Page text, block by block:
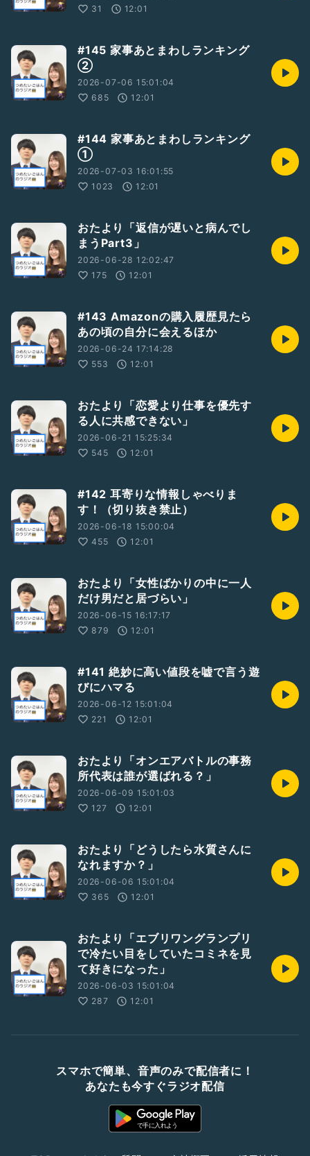
31
12:01
#145 家事あとまわしランキング
②
2026-07-06 15:01:04
685
12:01
#144 家事あとまわしランキング
①
2026-07-03 16:01:55
1023
12:01
おたより「返信が遅いと病んでし
まうPart3」
2026-06-28 12:02:47
175
12:01
#143 Amazonの購入履歴見たら
あの頃の自分に会えるほか
2026-06-24 17:14:28
553
12:01
おたより「恋愛より仕事を優先す
る人に共感できない」
2026-06-21 15:25:34
545
12:01
#142 耳寄りな情報しゃべりま
す！（切り抜き禁止）
2026-06-18 15:00:04
455
12:01
おたより「女性ばかりの中に一人
だけ男だと居づらい」
2026-06-15 16:17:17
879
12:01
#141 絶妙に高い値段を嘘で言う遊
びにハマる
2026-06-12 15:01:04
221
12:01
おたより「オンエアバトルの事務
所代表は誰が選ばれる？」
2026-06-09 15:01:03
127
12:01
おたより「どうしたら水質さんに
なれますか？」
2026-06-06 15:01:04
365
12:01
おたより「エブリワングランプリ
で冷たい目をしていたコミネを見
て好きになった」
2026-06-03 15:01:04
287
12:01
スマホで簡単、音声のみで配信者に！
あなたも今すぐラジオ配信